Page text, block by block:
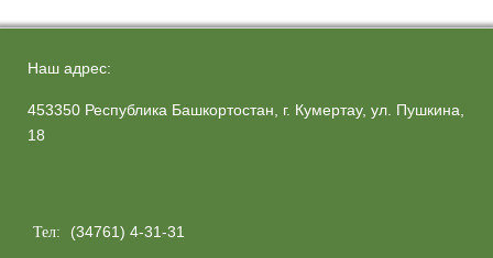
Наш адрес:
453350 Республика Башкортостан, г. Кумертау, ул. Пушкина,
18
Тел: (34761) 4-31-31